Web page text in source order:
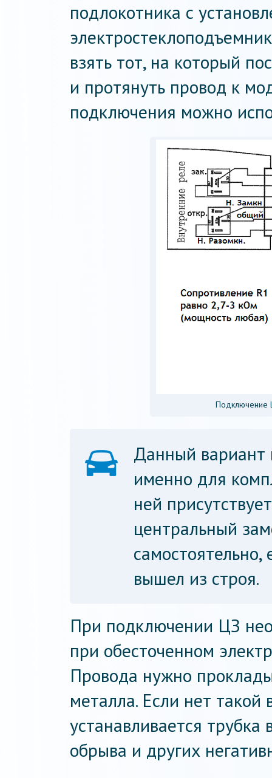
подлокотника с
взять тот, на который
и протянуть провод к
подключения можно
Подключение
Данный вариант
именно для
ней
центральный
вышел из строя.
При подключении ЦЗ
при обесточенном
Провода нужно
металла. Если нет такой
устанавливается
обрыва и других